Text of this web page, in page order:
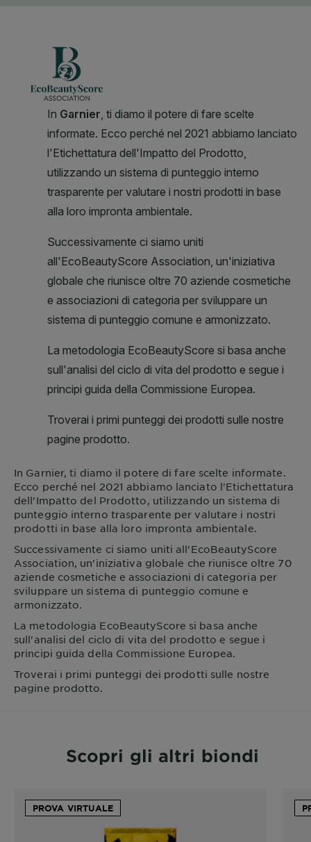
In Garnier, ti diamo il potere di fare scelte informate.
Ecco perché nel 2021 abbiamo lanciato l'Etichettatura
dell'Impatto del Prodotto, utilizzando un sistema di
punteggio interno trasparente per valutare i nostri
prodotti in base alla loro impronta ambientale.
Successivamente ci siamo uniti all'EcoBeautyScore
Association, un'iniziativa globale che riunisce oltre 70
aziende cosmetiche e associazioni di categoria per
sviluppare un sistema di punteggio comune e
armonizzato.
La metodologia EcoBeautyScore si basa anche
sull'analisi del ciclo di vita del prodotto e segue i
principi guida della Commissione Europea.
Troverai i primi punteggi dei prodotti sulle nostre
pagine prodotto.
Scopri gli altri biondi
PROVA VIRTUALE